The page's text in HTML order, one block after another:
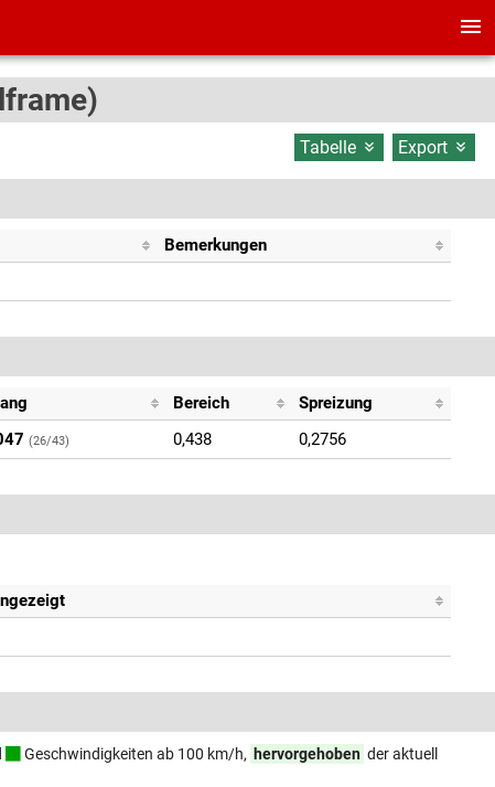
Tabelle Export
Bemerkungen
Bereich
Spreizung
(26/43) 0,438 0,2756
Geschwindigkeiten ab 100 km/h, hervorgehoben der aktuell